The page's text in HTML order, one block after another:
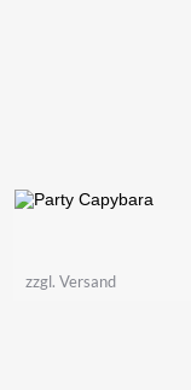
zzgl. Versand